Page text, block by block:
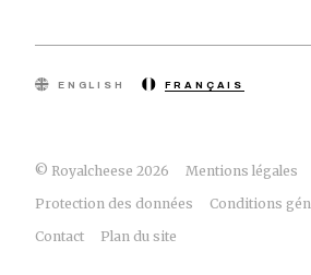
© Royalcheese 2026
Mentions légales
Protection des données
Conditions
Contact
Plan du site
ENGLISH FRANÇAIS